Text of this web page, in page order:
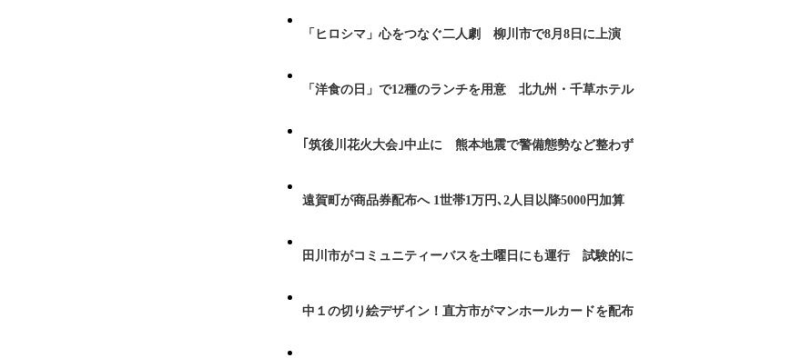
「ヒロシマ」心をつなぐ二人劇 柳川市で8月8日に上演
「洋食の日」で12種のランチを用意 北九州・千草ホテル
｢筑後川花火大会｣中止に 熊本地震で警備態勢など整わず
遠賀町が商品券配布へ 1世帯1万円､2人目以降5000円加算
田川市がコミュニティーバスを土曜日にも運行 試験的に
中１の切り絵デザイン！直方市がマンホールカードを配布